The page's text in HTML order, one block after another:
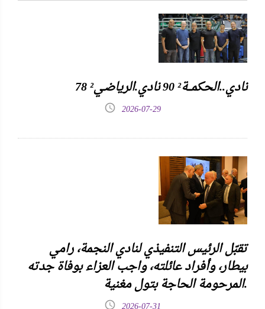
نادي..الحكمـــة² 90 نادي.الرياضـي² 78
2026-07-29
تقبّل الرئيس التنفيذي لنادي النجمة، رامي
بيطار، وأفراد عائلته، واجب العزاء بوفاة جدته
المرحومة الحاجة بتول مغنية.